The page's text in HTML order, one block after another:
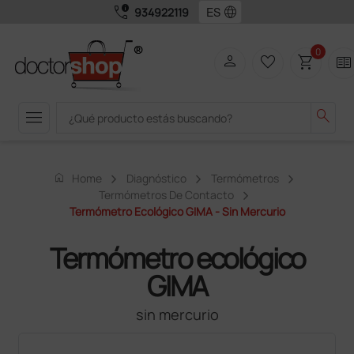
call_quality 934922119 language
menu search
person favorite_border shopping_cart0 two_pager
home Home Diagnóstico
Termómetros
Termómetros De Contacto
Termómetro Ecológico GIMA - Sin Mercurio
Termómetro ecológico
GIMA
sin mercurio